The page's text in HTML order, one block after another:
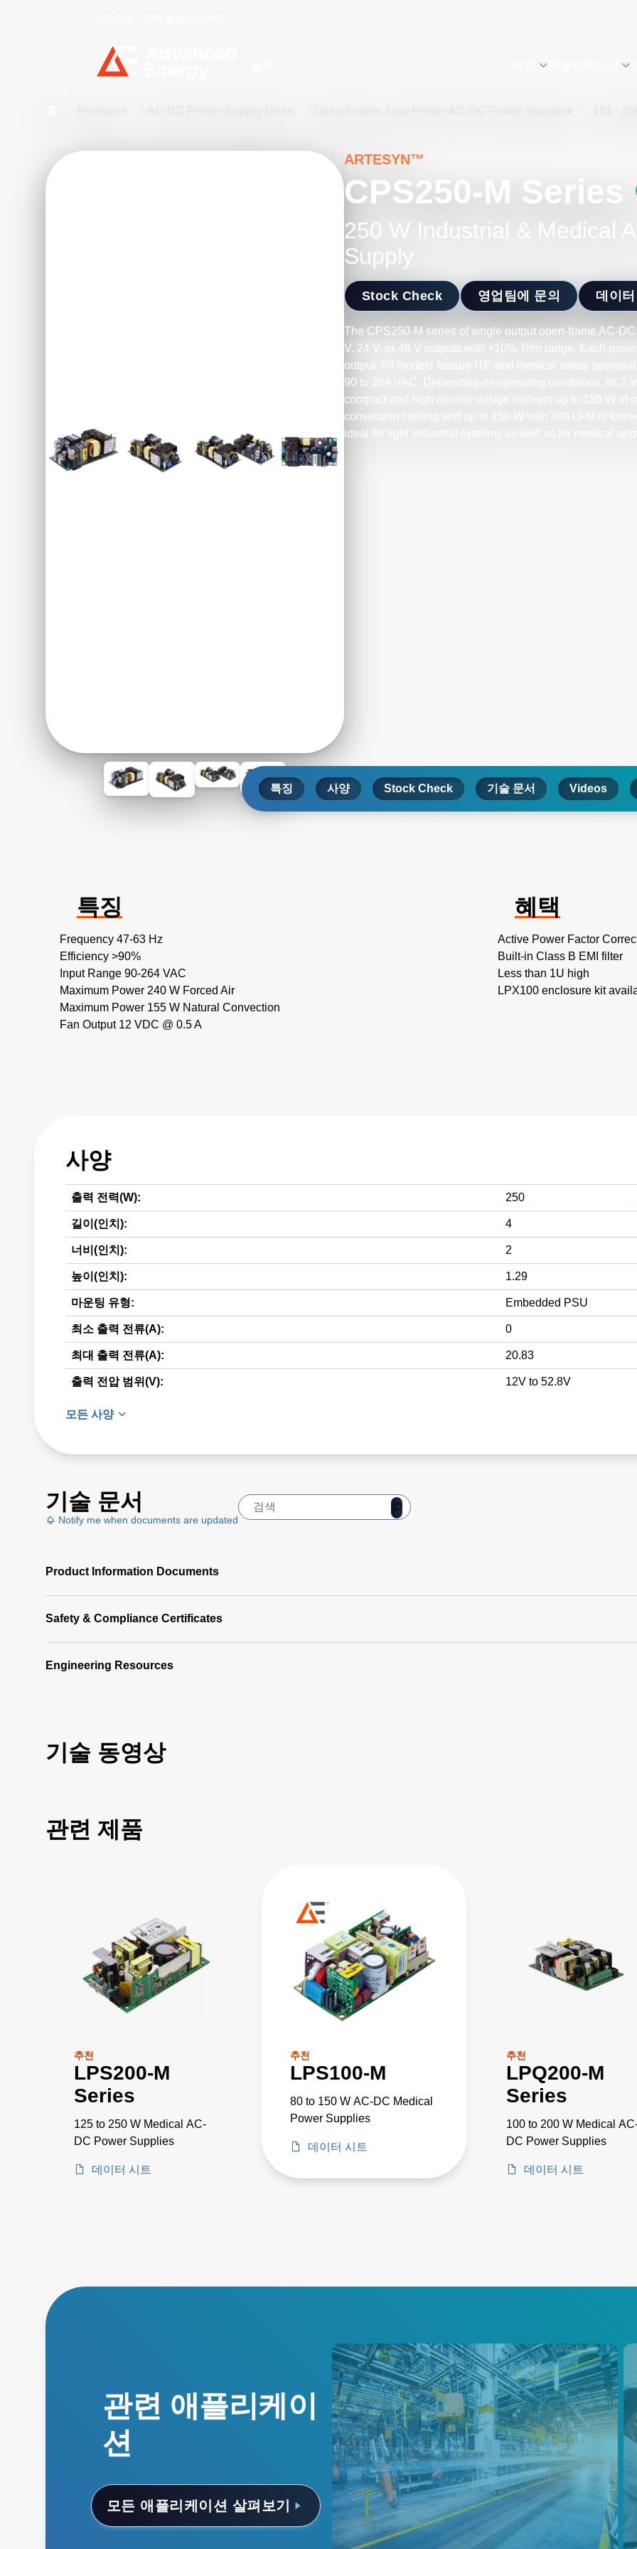
ARTESYN™
CPS250-M Series
250 W Industrial & Medical
Supply
Stock Check 영업팀에 문의 데이
The CPS250-M series of single output open-frame AC-
V, 24 V, or 48 V outputs with +10% Trim range. Each
output. All models feature ITE and medical safety
90 to 264 VAC. Depending on operating conditions, its 2
compact and high density design delivers up to 155 W of
convection cooling and up to 250 W with 300 LFM of
ideal for light industrial systems as well as for medical
특징 사양 Stock Check 기술 문서 Videos
특징
Frequency 47-63 Hz
Efficiency >90%
Input Range 90-264 VAC
Maximum Power 240 W Forced Air
Maximum Power 155 W Natural Convection
Fan Output 12 VDC @ 0.5 A
혜택
Active Power Factor
Built-in Class B EMI filter
Less than 1U high
LPX100 enclosure kit
사양
출력 전력(W): 250
길이(인치): 4
너비(인치): 2
높이(인치): 1.29
마운팅 유형: Embedded PSU
최소 출력 전류(A): 0
최대 출력 전류(A): 20.83
출력 전압 범위(V): 12V to 52.8V
모든 사양
기술 문서
Notify me when documents are updated
Product Information Documents
Safety & Compliance Certificates
Engineering Resources
기술 동영상
관련 제품
추천
LPS200-M
Series
125 to 250 W Medical AC-
DC Power Supplies
데이터 시트
추천
LPS100-M
80 to 150 W AC-DC Medical
Power Supplies
데이터 시트
추천
LPQ200-M
Series
100 to 200 W Medical
DC Power Supplies
데이터 시트
관련 애플리케이
션
모든 애플리케이션 살펴보기
산업용 제품
가장 까다로운 산업 공정을 위한
고정밀 온도 및 가스 감지를 통
해 에너지 소비와 비용을 줄이면
서 더 높은 제품 품질을 실현합